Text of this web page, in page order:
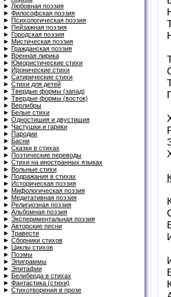
► Любовная поэзия
► Философская поэзия
► Психологическая поэзия
► Пейзажная поэзия
► Городская поэзия
► Мистическая поэзия
► Гражданская поэзия
► Военная лирика
► Юмористические стихи
► Иронические стихи
► Сатирические стихи
► Стихи для детей
► Твердые формы (запад)
► Твердые формы (восток)
► Верлибры
► Белые стихи
► Одностишия и двустишия
► Частушки и гарики
► Пародии
► Басни
► Сказки в стихах
► Поэтические переводы
► Стихи на иностранных языках
► Вольные стихи
► Подражания в стихах
► Историческая поэзия
► Мифологическая поэзия
► Медитативная поэзия
► Религиозная поэзия
► Альбомная поэзия
► Экспериментальная поэзия
► Авторские песни
► Травести
► Сборники стихов
►
Циклы стихов
► Поэмы
► Эпиграммы
► Эпитафии
► Белиберда в стихах
► Фантастика (стихи)
► Стихотворения в прозе